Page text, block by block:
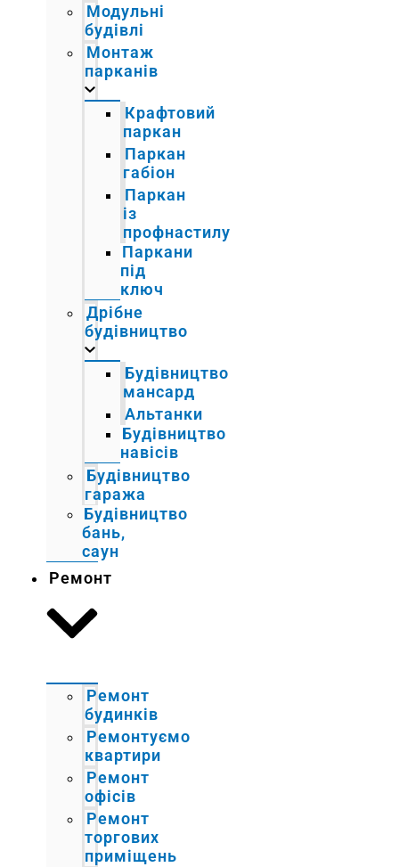
Модульні
будівлі
Монтаж
парканів
Крафтовий
паркан
Паркан
габіон
Паркан
із
профнастилу
Паркани
під
ключ
Дрібне
будівництво
Будівництво
мансард
Альтанки
Будівництво
навісів
Будівництво
гаража
Будівництво
бань,
саун
Ремонт
Ремонт
будинків
Ремонтуємо
квартири
Ремонт
офісів
Ремонт
торгових
приміщень